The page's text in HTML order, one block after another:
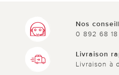
Nos
0 892 68 18
Livraison
Livraison à